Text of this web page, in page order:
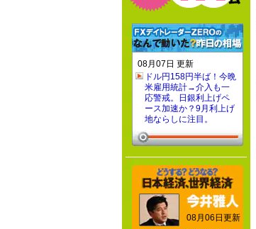
08月07日 更新
ドル円158円半ば！今晩
米雇用統計→介入も一
応警戒。日銀利上げペ
ース加速か？9月利上げ
地ならしに注目。
08月06日更新